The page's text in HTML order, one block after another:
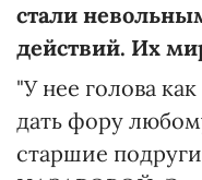
стали
действий. Их
"У нее голова
дать фору
старшие